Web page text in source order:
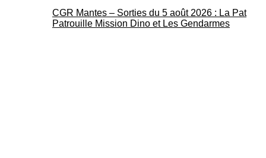
CGR Mantes – Sorties du 5 août 2026 : La Pat
Patrouille Mission Dino et Les Gendarmes